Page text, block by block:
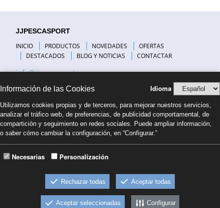
JJPESCASPORT
INICIO PRODUCTOS NOVEDADES
OFERTAS
DESTACADOS
BLOG Y NOTICIAS CONTACTAR
info@jjpescasport.com
VISITANOS
PREGUNTAS FRECUENTES
COMPAÑÍAS DE TRANSPORTE
FORMAS DE PAGO
NUESTRO BLOG
BLOG PESCA COSTA BRAVA
Condiciones de venta Politica de privacidad
Aviso
Información de las Cookies Idioma
Utilizamos cookies propias y de terceros, para mejorar nuestros servicios,
analizar el tráfico web, de preferencias, de publicidad comportamental, de
compartición y seguimiento en redes sociales. Puede ampliar información,
o saber cómo cambiar la configuración, en “Configurar.”
Necesarias Personalización
Rechazar todas Aceptar todas
Aceptar seleccionadas Configurar